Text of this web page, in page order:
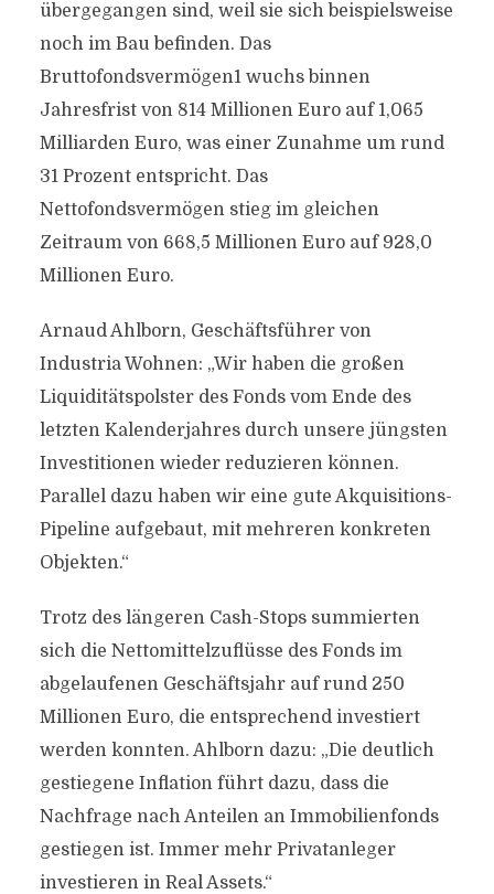
übergegangen sind, weil sie sich beispielsweise
noch im Bau befinden. Das
Bruttofondsvermögen1 wuchs binnen
Jahresfrist von 814 Millionen Euro auf 1,065
Milliarden Euro, was einer Zunahme um rund
31 Prozent entspricht. Das
Nettofondsvermögen stieg im gleichen
Zeitraum von 668,5 Millionen Euro auf 928,0
Millionen Euro.
Arnaud Ahlborn, Geschäftsführer von
Industria Wohnen: „Wir haben die großen
Liquiditätspolster des Fonds vom Ende des
letzten Kalenderjahres durch unsere jüngsten
Investitionen wieder reduzieren können.
Parallel dazu haben wir eine gute Akquisitions-
Pipeline aufgebaut, mit mehreren konkreten
Objekten.“
Trotz des längeren Cash-Stops summierten
sich die Nettomittelzuflüsse des Fonds im
abgelaufenen Geschäftsjahr auf rund 250
Millionen Euro, die entsprechend investiert
werden konnten. Ahlborn dazu: „Die deutlich
gestiegene Inflation führt dazu, dass die
Nachfrage nach Anteilen an Immobilienfonds
gestiegen ist. Immer mehr Privatanleger
investieren in Real Assets.“